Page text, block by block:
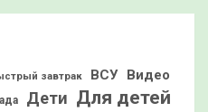
завтрак ВСУ Видео
Дети Для детей